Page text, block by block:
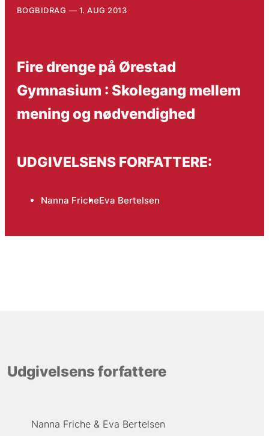
BOGBIDRAG 1. AUG 2013
Fire drenge på Ørestad
Gymnasium : Skolegang mellem
mening og nødvendighed
UDGIVELSENS FORFATTERE:
Nanna FricheEva Bertelsen
Udgivelsens forfattere
Nanna Friche Eva Bertelsen